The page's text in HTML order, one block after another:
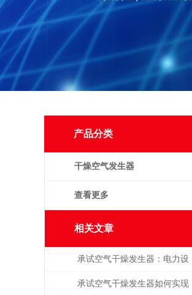
产品分类
干燥空气发生器
查看更多
相关文章
承试空气干燥发生器：电力设
备绝缘维护的守护者
承试空气干燥发生器如何实现